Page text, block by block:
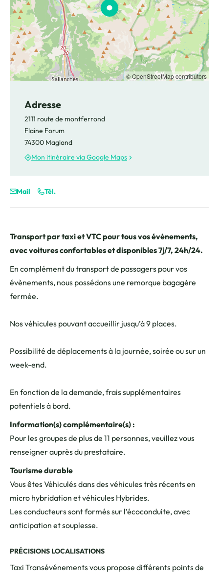
Transport par taxi et VTC pour tous vos évènements,
avec voitures confortables et disponibles 7j/7, 24h/24.
En complément du transport de passagers pour vos
évènements, nous possédons une remorque bagagère
fermée.
Nos véhicules pouvant accueillir jusqu’à 9 places.
Possibilité de déplacements à la journée, soirée ou sur un
week-end.
En fonction de la demande, frais supplémentaires
potentiels à bord.
Information(s) complémentaire(s) :
Pour les groupes de plus de 11 personnes, veuillez vous
renseigner auprès du prestataire.
Tourisme durable
Vous êtes Véhiculés dans des véhicules très récents en
micro hybridation et véhicules Hybrides.
Les conducteurs sont formés sur l’écoconduite, avec
anticipation et souplesse.
PRÉCISIONS LOCALISATIONS
Taxi Transévénements vous propose différents points de
© OpenStreetMap contributors
Adresse
2111 route de montferrond
Flaine Forum
74300 Magland
Mon itinéraire via Google Maps
Mail Tél.